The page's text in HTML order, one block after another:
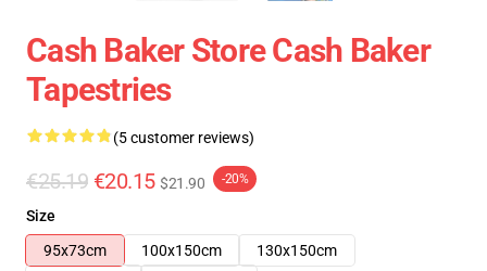
Cash Baker Store Cash Baker
Tapestries
(5 customer reviews)
€25.19 €20.15 $21.90 -20%
Size
95x73cm
100x150cm
130x150cm